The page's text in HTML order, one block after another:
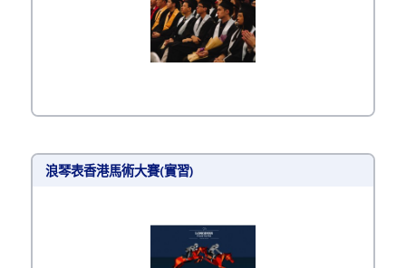
浪琴表香港馬術大賽(實習)